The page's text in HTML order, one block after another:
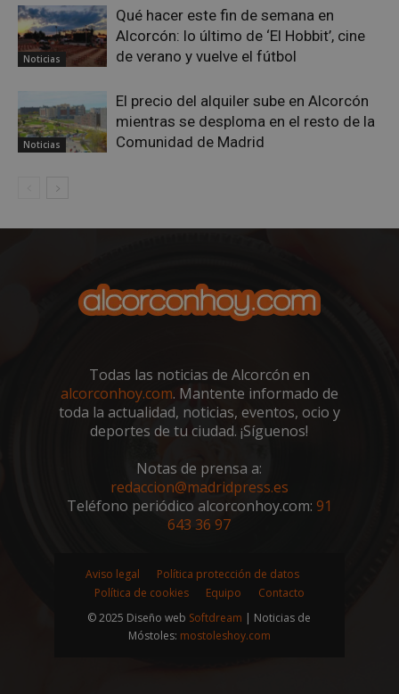
Noticias
Qué hacer este fin de semana en
Alcorcón: lo último de ‘El Hobbit’, cine
de verano y vuelve el fútbol
Noticias
El precio del alquiler sube en Alcorcón
mientras se desploma en el resto de la
Comunidad de Madrid
Todas las noticias de Alcorcón en
alcorconhoy.com. Mantente informado de
toda la actualidad, noticias, eventos, ocio y
deportes de tu ciudad. ¡Síguenos!
Notas de prensa a:
redaccion@madridpress.es
Teléfono periódico alcorconhoy.com: 91
643 36 97
Aviso legal
Política protección de datos
Política de cookies
Equipo
Contacto
© 2025 Diseño web Softdream | Noticias de
Móstoles: mostoleshoy.com
AWSALBCORS
Amazon.com
Inc.
embed.bsky.app
Spotify Inc.
VISITOR_PRIVACY_METADATA
YouTube
.youtube.com